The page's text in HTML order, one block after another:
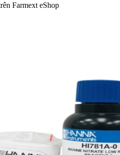
Farmext eShop